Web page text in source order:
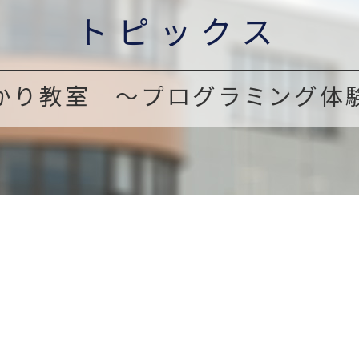
トピックス
り教室 ～プログラミング体